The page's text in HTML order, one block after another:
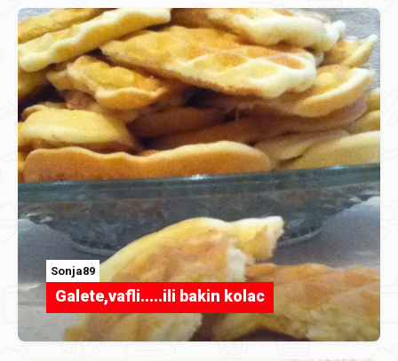
Sonja89
Galete,vafli.....ili bakin kolac